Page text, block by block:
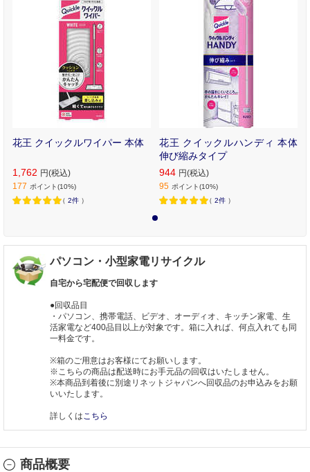
花王 クイックルワイパー 本体
1,762 円(税込)
177 ポイント(10%)
（ 2件 ）
花王 クイックルハンディ 本体
伸び縮みタイプ
944 円(税込)
95 ポイント(10%)
（ 2件 ）
パソコン・小型家電リサイクル
自宅から宅配便で回収します
●回収品目
・パソコン、携帯電話、ビデオ、オーディオ、キッチン家電、生
活家電など400品目以上が対象です。箱に入れば、何点入れても同
一料金です。
※箱のご用意はお客様にてお願いします。
※こちらの商品は配送時にお手元品の回収はいたしません。
※本商品到着後に別途リネットジャパンへ回収品のお申込みをお願
いいたします。
詳しくはこちら
商品概要